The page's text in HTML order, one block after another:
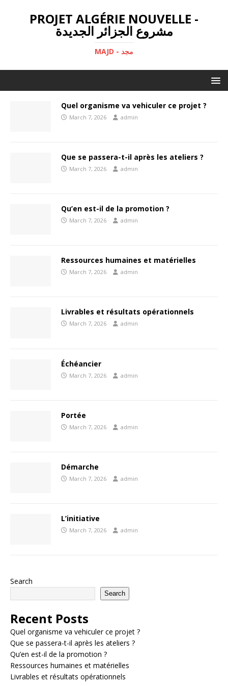
PROJET ALGÉRIE NOUVELLE -
مشروع الجزائر الجديدة
MAJD - مجد
Quel organisme va vehiculer ce projet ?
March 7, 2026 admin
Que se passera-t-il après les ateliers ?
March 7, 2026 admin
Qu’en est-il de la promotion ?
March 7, 2026 admin
Ressources humaines et matérielles
March 7, 2026 admin
Livrables et résultats opérationnels
March 7, 2026 admin
Échéancier
March 7, 2026 admin
Portée
March 7, 2026 admin
Démarche
March 7, 2026 admin
L’initiative
March 7, 2026 admin
Search
Search
Recent Posts
Quel organisme va vehiculer ce projet ?
Que se passera-t-il après les ateliers ?
Qu’en est-il de la promotion ?
Ressources humaines et matérielles
Livrables et résultats opérationnels